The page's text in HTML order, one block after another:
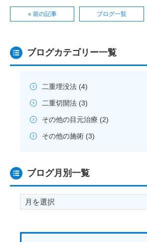
« 前の記事 ブログ一覧
ブログカテゴリー一覧
二重埋没法(4)
二重切開法(3)
その他の目元治療 (2)
その他の施術(3)
ブログ月別一覧
ロ